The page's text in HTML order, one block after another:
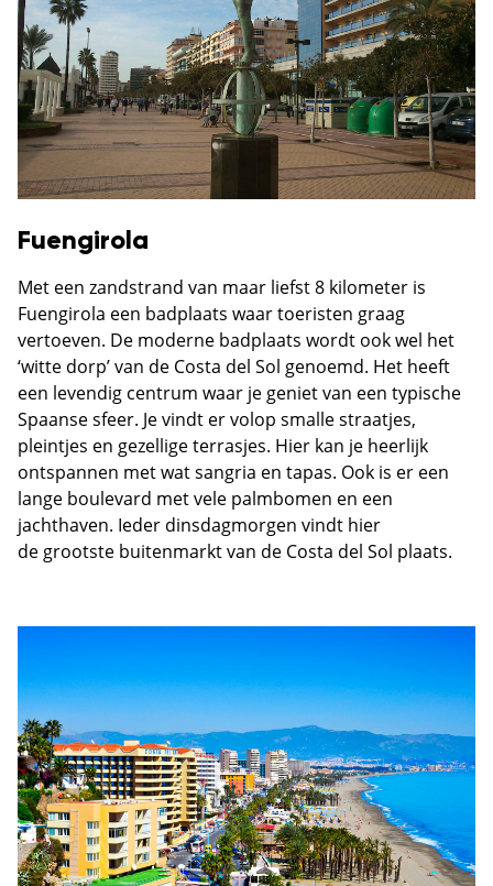
Fuengirola
Met een zandstrand van maar liefst 8 kilometer is
Fuengirola een badplaats waar toeristen graag
vertoeven. De moderne badplaats wordt ook wel het
‘witte dorp’ van de Costa del Sol genoemd. Het heeft
een levendig centrum waar je geniet van een typische
Spaanse sfeer. Je vindt er volop smalle straatjes,
pleintjes en gezellige terrasjes. Hier kan je heerlijk
ontspannen met wat sangria en tapas. Ook is er een
lange boulevard met vele palmbomen en een
jachthaven. Ieder dinsdagmorgen vindt hier
de grootste buitenmarkt van de Costa del Sol plaats.